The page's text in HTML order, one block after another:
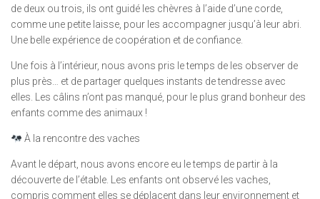
de deux ou trois, ils ont guidé les chèvres à l’aide d’une corde,
comme une petite laisse, pour les accompagner jusqu’à leur abri.
Une belle expérience de coopération et de confiance.
Une fois à l’intérieur, nous avons pris le temps de les observer de
plus près… et de partager quelques instants de tendresse avec
elles. Les câlins n’ont pas manqué, pour le plus grand bonheur des
enfants comme des animaux !
À la rencontre des vaches
Avant le départ, nous avons encore eu le temps de partir à la
découverte de l’étable. Les enfants ont observé les vaches,
compris comment elles se déplacent dans leur environnement et